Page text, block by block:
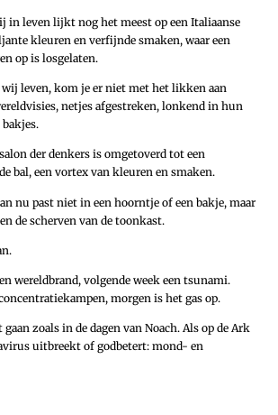
in leven lijkt nog het meest op een Italiaanse
kleuren en verfijnde smaken, waar een
op is losgelaten.
leven, kom je er niet met het likken aan
netjes afgestreken, lonkend in hun
der denkers is omgetoverd tot een
bal, een vortex van kleuren en smaken.
nu past niet in een hoorntje of een bakje, maar
de scherven van de toonkast.
wereldbrand, volgende week een tsunami.
morgen is het gas op.
zoals in de dagen van Noach. Als op de Ark
uitbreekt of godbetert: mond- en